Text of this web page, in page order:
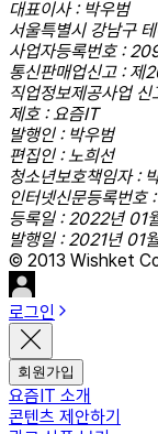
대표이사 : 박우범
서울특별시 강남구
사업자등록번호 :
통신판매업신고 :
직업정보제공사업
제호 : 요즘IT
발행인 : 박우범
편집인 : 노희선
청소년보호책임자 :
인터넷신문등록번
등록일 : 2022년 01
발행일 : 2021년 01
© 2013 Wishket
로그인
회원가입
요즘IT 소개
콘텐츠 제안하기